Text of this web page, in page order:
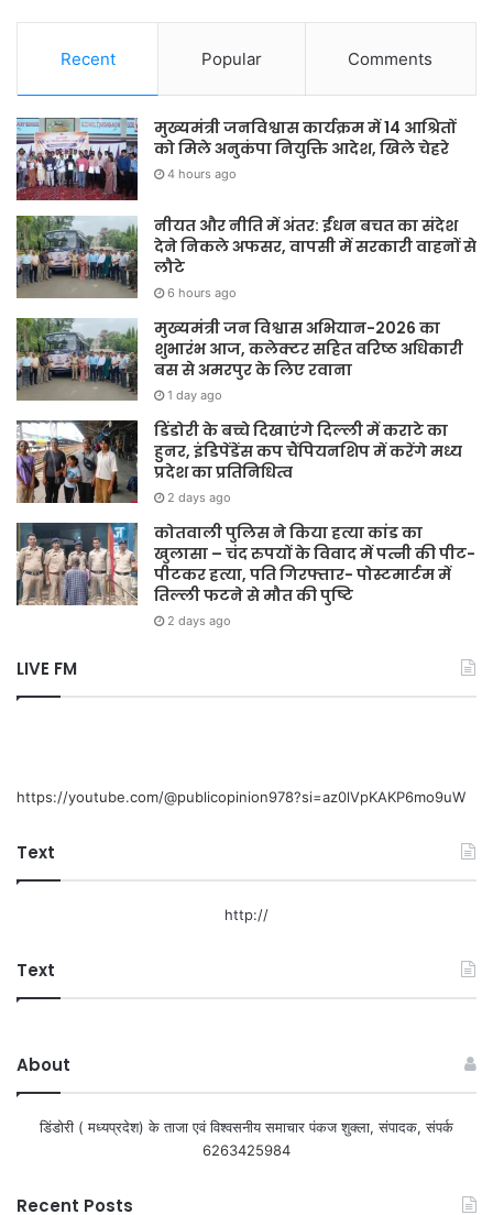
Recent Popular Comments
मुख्यमंत्री जनविश्वास कार्यक्रम में 14 आश्रितों
को मिले अनुकंपा नियुक्ति आदेश, खिले चेहरे
4 hours ago
नीयत और नीति में अंतर: ईंधन बचत का संदेश
देने निकले अफसर, वापसी में सरकारी वाहनों से
लौटे
6 hours ago
मुख्यमंत्री जन विश्वास अभियान-2026 का
शुभारंभ आज, कलेक्टर सहित वरिष्ठ अधिकारी
बस से अमरपुर के लिए रवाना
1 day ago
डिंडोरी के बच्चे दिखाएंगे दिल्ली में कराटे का
हुनर, इंडिपेंडेंस कप चैंपियनशिप में करेंगे मध्य
प्रदेश का प्रतिनिधित्व
2 days ago
कोतवाली पुलिस ने किया हत्या कांड का
खुलासा – चंद रुपयों के विवाद में पत्नी की पीट-
पीटकर हत्या, पति गिरफ्तार- पोस्टमार्टम में
तिल्ली फटने से मौत की पुष्टि
2 days ago
LIVE FM
https://youtube.com/@publicopinion978?si=az0lVpKAKP6mo9uW
Text
http://
Text
About
डिंडोरी ( मध्यप्रदेश) के ताजा एवं विश्वसनीय समाचार पंकज शुक्ला, संपादक, संपर्क
6263425984
Recent Posts